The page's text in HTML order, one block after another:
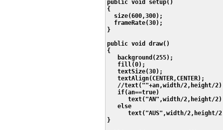
public void setup()
{
  size(600,300);
  frameRate(30);
}
public void draw()
{
   background(255);
   fill(0);
   textSize(30);
   textAlign(CENTER,CENTER);
//text(""+an,width/2,height/
   if(an==true)
text("AN",width/2,height/
   else
text("AUS",width/2,height/
}